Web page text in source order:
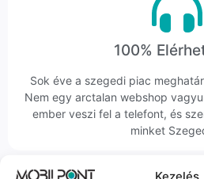
Kezelés
100%
Sok éve a szegedi piac
Nem egy arctalan webshop
ember veszi fel a telefont, és
minket